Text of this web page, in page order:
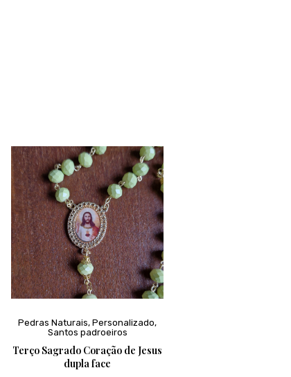
Pedras Naturais, Personalizado,
Santos padroeiros
Terço Sagrado Coração de Jesus
dupla face